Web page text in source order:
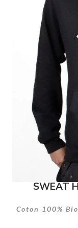
SWEAT
Coton 100%